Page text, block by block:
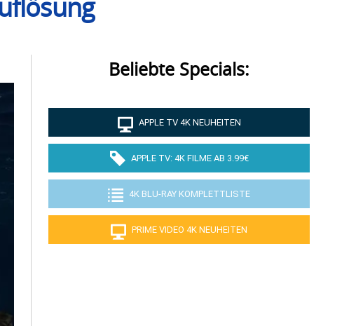
Beliebte Specials:
APPLE TV 4K NEUHEITEN
APPLE TV: 4K FILME AB 3.99€
4K BLU-RAY KOMPLETTLISTE
PRIME VIDEO 4K NEUHEITEN